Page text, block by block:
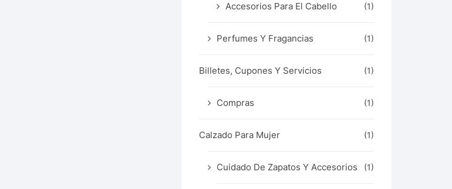
Accesorios Para El Cabello (1)
Perfumes Y Fragancias (1)
Billetes, Cupones Y Servicios (1)
Compras (1)
Calzado Para Mujer (1)
Cuidado De Zapatos Y Accesorios (1)